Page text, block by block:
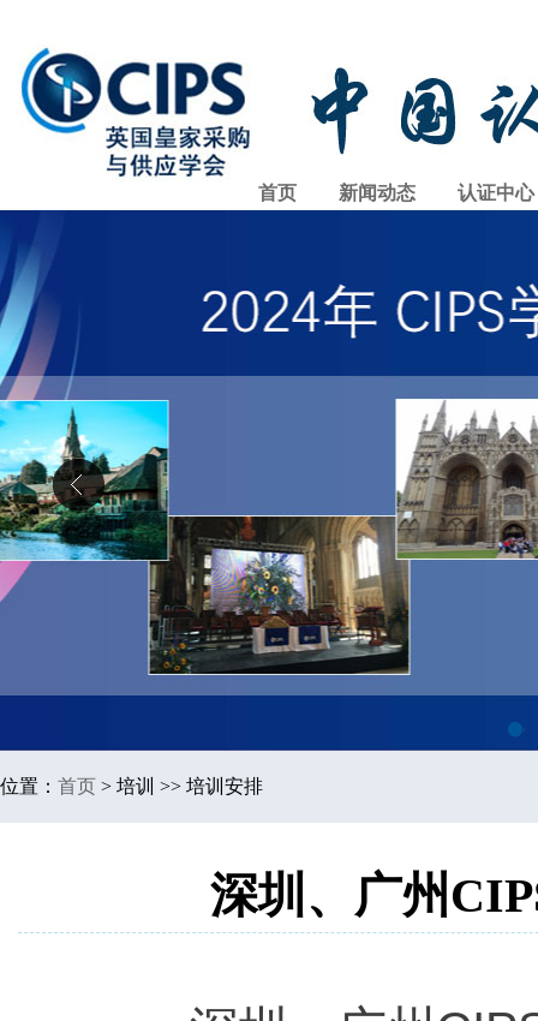
首页 新闻动态 认证中心
1
位置： 首页 > 培训 >> 培训安排
深圳、广州